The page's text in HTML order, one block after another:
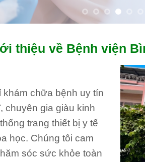
thiệu về Bệnh viện
chữa bệnh uy tín
chuyên gia giàu kinh
trang thiết bị y tế
học. Chúng tôi cam
sóc sức khỏe toàn